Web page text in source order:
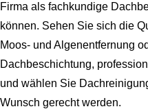
Firma als fachkundige
können. Sehen Sie sich die
Moos- und Algenentfernung
Dachbeschichtung,
und wählen Sie
Wunsch gerecht werden.